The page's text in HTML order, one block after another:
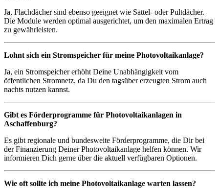
Ja, Flachdächer sind ebenso geeignet wie Sattel- oder Pultdächer.
Die Module werden optimal ausgerichtet, um den maximalen Ertrag
zu gewährleisten.
Lohnt sich ein Stromspeicher für meine Photovoltaikanlage?
Ja, ein Stromspeicher erhöht Deine Unabhängigkeit vom
öffentlichen Stromnetz, da Du den tagsüber erzeugten Strom auch
nachts nutzen kannst.
Gibt es Förderprogramme für Photovoltaikanlagen in
Aschaffenburg?
Es gibt regionale und bundesweite Förderprogramme, die Dir bei
der Finanzierung Deiner Photovoltaikanlage helfen können. Wir
informieren Dich gerne über die aktuell verfügbaren Optionen.
Wie oft sollte ich meine Photovoltaikanlage warten lassen?